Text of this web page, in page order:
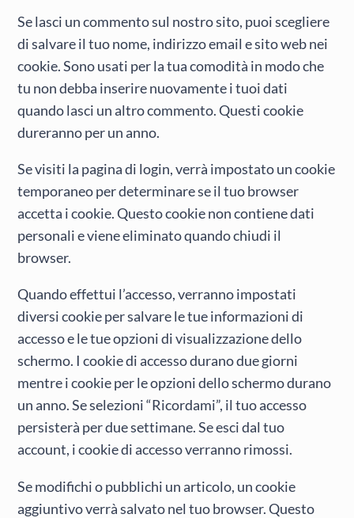
Se lasci un commento sul nostro sito, puoi scegliere
di salvare il tuo nome, indirizzo email e sito web nei
cookie. Sono usati per la tua comodità in modo che
tu non debba inserire nuovamente i tuoi dati
quando lasci un altro commento. Questi cookie
dureranno per un anno.
Se visiti la pagina di login, verrà impostato un cookie
temporaneo per determinare se il tuo browser
accetta i cookie. Questo cookie non contiene dati
personali e viene eliminato quando chiudi il
browser.
Quando effettui l’accesso, verranno impostati
diversi cookie per salvare le tue informazioni di
accesso e le tue opzioni di visualizzazione dello
schermo. I cookie di accesso durano due giorni
mentre i cookie per le opzioni dello schermo durano
un anno. Se selezioni “Ricordami”, il tuo accesso
persisterà per due settimane. Se esci dal tuo
account, i cookie di accesso verranno rimossi.
Se modifichi o pubblichi un articolo, un cookie
aggiuntivo verrà salvato nel tuo browser. Questo